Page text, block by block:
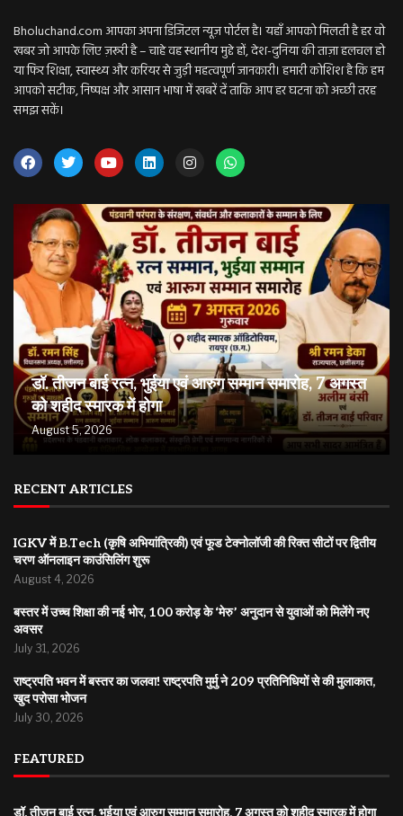
Bholuchand.com आपका अपना डिजिटल न्यूज़ पोर्टल है। यहाँ आपको मिलती है हर वो
खबर जो आपके लिए ज़रूरी है – चाहे वह स्थानीय मुद्दे हों, देश-दुनिया की ताज़ा हलचल हो
या फिर शिक्षा, स्वास्थ्य और करियर से जुड़ी महत्वपूर्ण जानकारी। हमारी कोशिश है कि हम
आपको सटीक, निष्पक्ष और आसान भाषा में खबरें दें ताकि आप हर घटना को अच्छी तरह
समझ सकें।
डॉ. तीजन बाई रत्न, भुईया एवं आरुग सम्मान समारोह, 7 अगस्त
को शहीद स्मारक में होगा
August 5, 2026
RECENT ARTICLES
IGKV में B.Tech (कृषि अभियांत्रिकी) एवं फूड टेक्नोलॉजी की रिक्त सीटों पर द्वितीय
चरण ऑनलाइन काउंसिलिंग शुरू
August 4, 2026
बस्तर में उच्च शिक्षा की नई भोर, 100 करोड़ के ‘मेरु’ अनुदान से युवाओं को मिलेंगे नए
अवसर
July 31, 2026
राष्ट्रपति भवन में बस्तर का जलवा! राष्ट्रपति मुर्मु ने 209 प्रतिनिधियों से की मुलाकात,
खुद परोसा भोजन
July 30, 2026
FEATURED